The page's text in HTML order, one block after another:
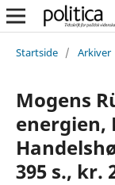
Startside / Arkiver
Mogens
energien,
395 s., kr.